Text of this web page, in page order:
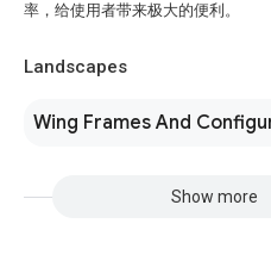
率，给使用者带来极大的便利。
Landscapes
Wing Frames And
Show more